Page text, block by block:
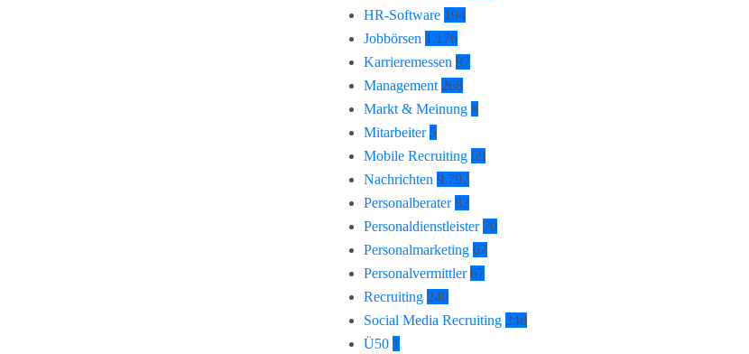
HR-Software 194
Jobbörsen 1.176
Karrieremessen 97
Management 268
Markt & Meinung 8
Mitarbeiter 5
Mobile Recruiting 69
Nachrichten 9.792
Personalberater 82
Personaldienstleister 70
Personalmarketing 67
Personalvermittler 67
Recruiting 240
Social Media Recruiting 248
Ü50 1